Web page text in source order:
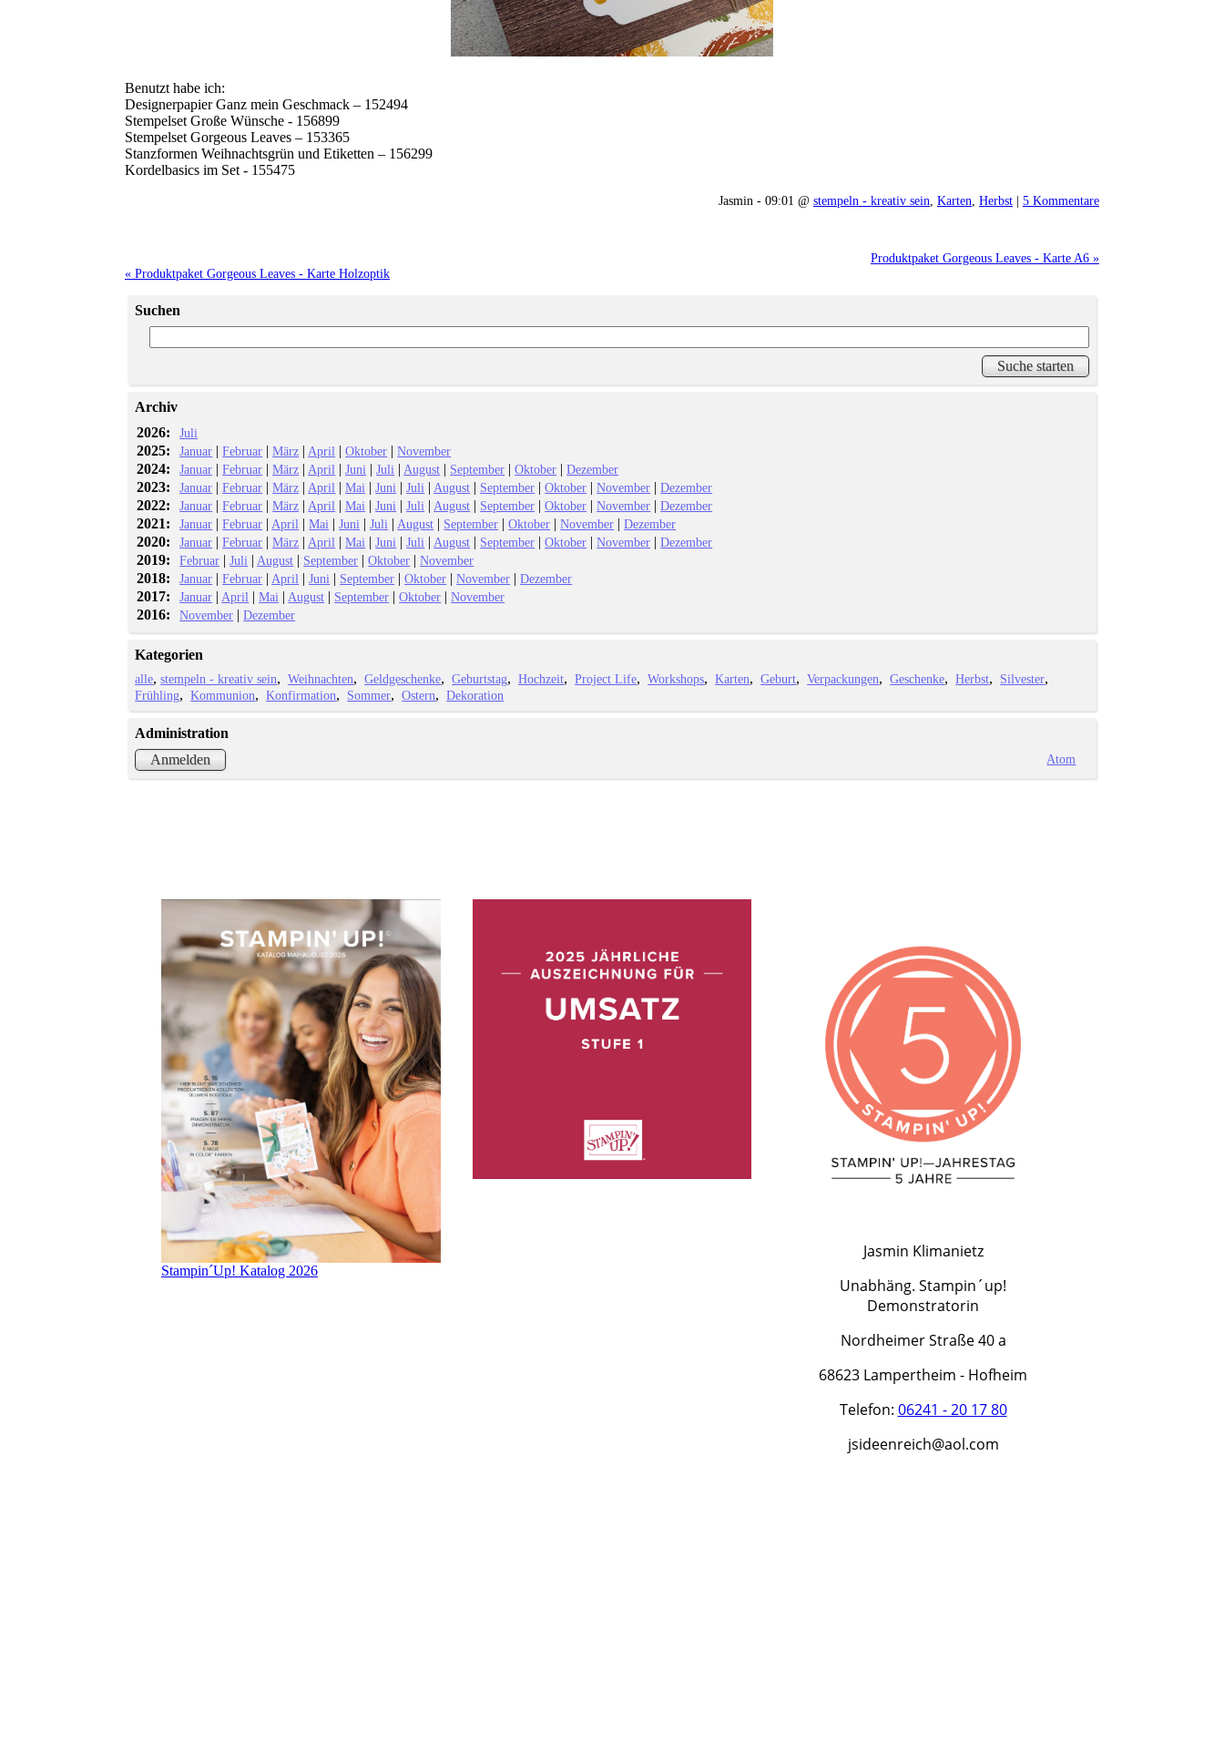
Benutzt habe ich:
Designerpapier Ganz mein Geschmack – 152494
Stempelset Große Wünsche - 156899
Stempelset Gorgeous Leaves – 153365
Stanzformen Weihnachtsgrün und Etiketten – 156299
Kordelbasics im Set - 155475
Jasmin - 09:01 @ stempeln - kreativ sein Karten Herbst | 5 Kommentare
Produktpaket Gorgeous Leaves - Karte A6 »
« Produktpaket Gorgeous Leaves - Karte Holzoptik
Suchen
Archiv
2026:
Juli
2025: Januar |Februar |März | April |Oktober |November
2024: Januar |Februar |März | April |Juni |Juli | August | September |Oktober |Dezember
2023: Januar |Februar |März | April |Mai |Juni |Juli | August | September |Oktober |November |Dezember
2022: Januar |Februar |März | April |Mai |Juni |Juli | August | September |Oktober |November |Dezember
2021: Januar |Februar | April |Mai |Juni |Juli | August | September |Oktober |November |Dezember
2020: Januar |Februar |März | April |Mai |Juni |Juli | August | September |Oktober |November |Dezember
2019: Februar |Juli | August | September |Oktober |November
2018: Januar |Februar | April |Juni | September |Oktober |November |Dezember
2017: Januar | April |Mai | August | September |Oktober |November
2016: November |Dezember
Kategorien
alle stempeln - kreativ sein Weihnachten Geldgeschenke Geburtstag Hochzeit Project Life Workshops Karten Geburt Verpackungen Geschenke Herbst
Silvester
Frühling
Kommunion Konfirmation Sommer Ostern Dekoration
Administration
Anmelden
Atom
Stampin´Up! Katalog 2026
Jasmin Klimanietz
Unabhäng. Stampin´up!
Demonstratorin
Nordheimer Straße 40 a
68623 Lampertheim - Hofheim
Telefon: 06241 - 20 17 80
jsideenreich@aol.com